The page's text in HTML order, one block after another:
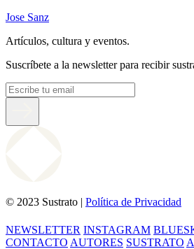
Jose Sanz
Artículos, cultura y eventos.
Suscríbete a la newsletter para recibir
© 2023 Sustrato | Política de Privacidad
NEWSLETTER INSTAGRAM
CONTACTO AUTORES SUSTRATO